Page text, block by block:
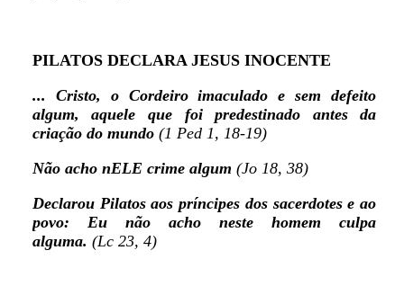
PILATOS DECLARA JESUS INOCENTE
... Cristo, o Cordeiro imaculado e sem defeito
algum, aquele que foi predestinado antes da
criação do mundo (1 Ped 1, 18-19)
Não acho nELE crime algum (Jo 18, 38)
Declarou Pilatos aos príncipes dos sacerdotes e ao
povo: Eu não acho neste homem culpa
alguma. (Lc 23, 4)